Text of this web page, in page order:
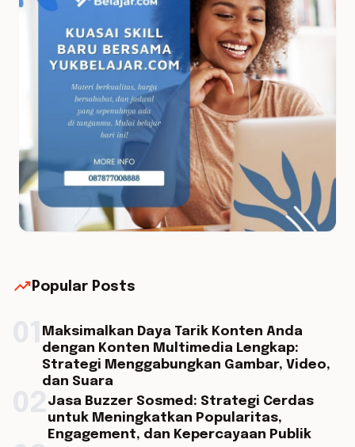
trending_up Popular Posts
Maksimalkan Daya Tarik Konten Anda
dengan Konten Multimedia Lengkap:
Strategi Menggabungkan Gambar, Video,
dan Suara
Jasa Buzzer Sosmed: Strategi Cerdas
untuk Meningkatkan Popularitas,
Engagement, dan Kepercayaan Publik